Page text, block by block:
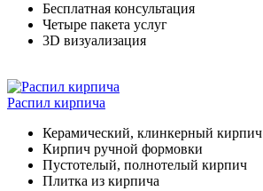
Бесплатная консультация
Четыре пакета услуг
3D визуализация
Распил кирпича
Керамический, клинкерный кирпич
Кирпич ручной формовки
Пустотелый, полнотелый кирпич
Плитка из кирпича